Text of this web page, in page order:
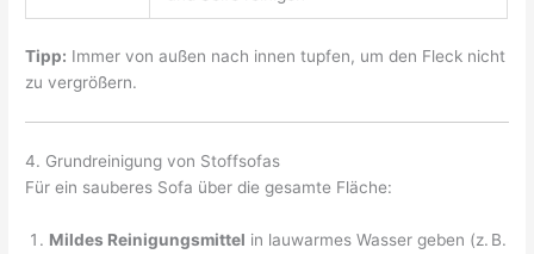
Tipp: Immer von außen nach innen tupfen, um den Fleck nicht
zu vergrößern.
4. Grundreinigung von Stoffsofas
Für ein sauberes Sofa über die gesamte Fläche:
Mildes Reinigungsmittel in lauwarmes Wasser geben (z. B.